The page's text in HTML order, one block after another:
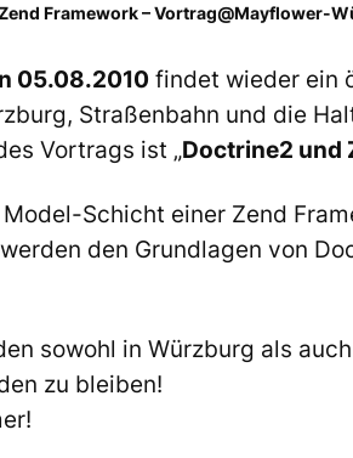
Framework – Vortrag@Mayflower-
05.08.2010 findet wieder ein
Straßenbahn und die
Vortrags ist „Doctrine2 und
Schicht einer Zend
den Grundlagen von
sowohl in Würzburg als
zu bleiben!